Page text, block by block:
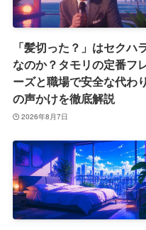
「髪切った？」はセクハ
なのか？タモリの定番フ
ーズと職場で安全な代わり
の声かけを徹底解説
2026年8月7日